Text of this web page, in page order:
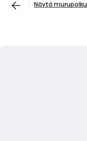
Näytä murupolku